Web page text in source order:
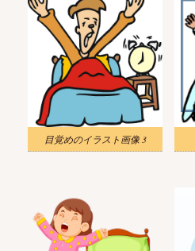
目覚めのイラスト画像 3